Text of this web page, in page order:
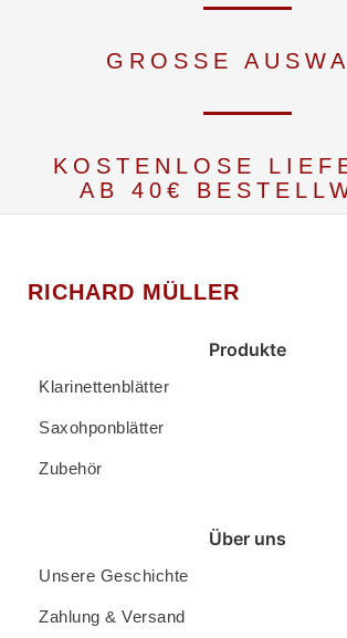
GROSSE
KOSTENLOSE
AB 40€
RICHARD MÜLLER
Produkte
Klarinettenblätter
Saxohponblätter
Zubehör
Über uns
Unsere Geschichte
Zahlung & Versand